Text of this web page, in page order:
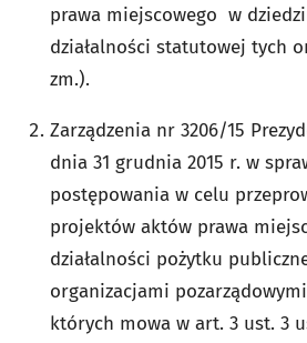
prawa miejscowego w
działalności statutowej tych
zm.).
Zarządzenia nr 3206/15
dnia 31 grudnia 2015 r. w
postępowania w celu
projektów aktów prawa
działalności pożytku
organizacjami
których mowa w art. 3 ust. 3